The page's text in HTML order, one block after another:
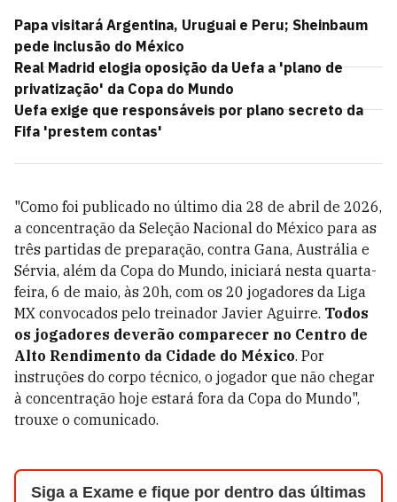
Papa visitará Argentina, Uruguai e Peru; Sheinbaum
pede inclusão do México
Real Madrid elogia oposição da Uefa a 'plano de
privatização' da Copa do Mundo
Uefa exige que responsáveis por plano secreto da
Fifa 'prestem contas'
"Como foi publicado no último dia 28 de abril de 2026,
a concentração da Seleção Nacional do México para as
três partidas de preparação, contra Gana, Austrália e
Sérvia, além da Copa do Mundo, iniciará nesta quarta-
feira, 6 de maio, às 20h, com os 20 jogadores da Liga
MX convocados pelo treinador Javier Aguirre. Todos
os jogadores deverão comparecer no Centro de
Alto Rendimento da Cidade do México. Por
instruções do corpo técnico, o jogador que não chegar
à concentração hoje estará fora da Copa do Mundo",
trouxe o comunicado.
Siga a Exame e fique por dentro das últimas